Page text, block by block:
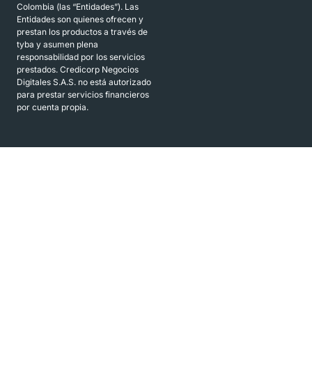
Colombia (las “Entidades”). Las
Entidades son quienes ofrecen y
prestan los productos a través de
tyba y asumen plena
responsabilidad por los servicios
prestados. Credicorp Negocios
Digitales S.A.S. no está autorizado
para prestar servicios financieros
por cuenta propia.